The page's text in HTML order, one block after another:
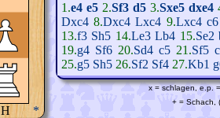
H *
1.e4 e5 2.Sf3 d5 3.Sxe5 dxe4
Dxc4 8.Dxc4 Lxc4 9.Lxc4 c6
13.f3 Sh5 14.Le3 Lb4 15.Se2
19.g4 Sf6 20.Sd4 c5 21.Sf5
25.g5 Sh5 26.Sf2 Sf4 27.Kb1
x = schlagen, e.p.
+ = Schach,